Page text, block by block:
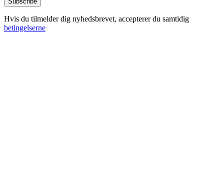
Hvis du tilmelder dig nyhedsbrevet, accepterer du samtidig
betingelserne